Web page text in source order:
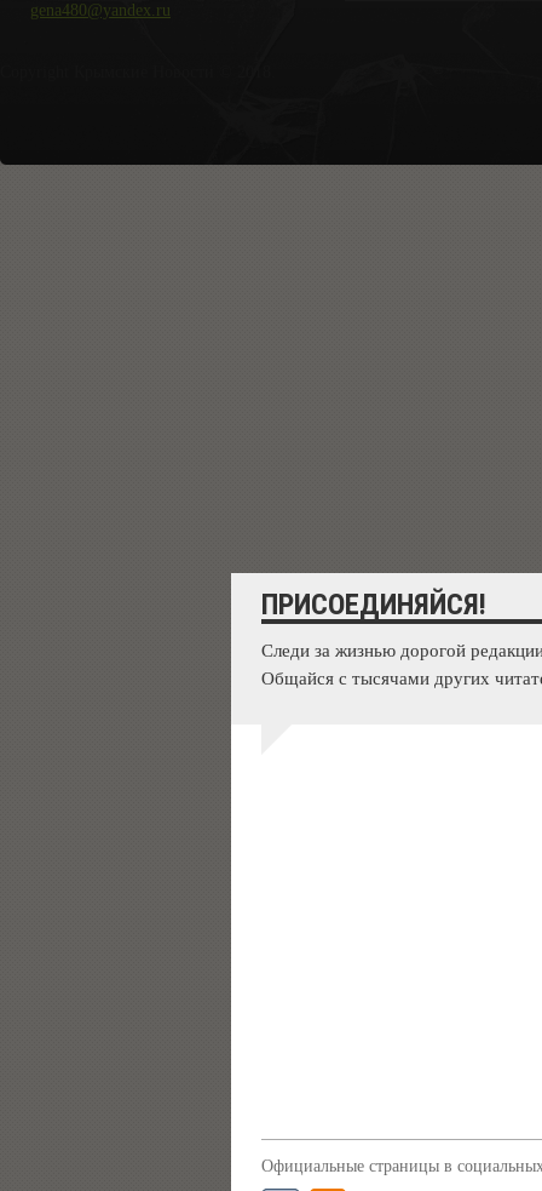
gena480@yandex.ru
ПРИСОЕДИНЯЙСЯ!
Следи за жизнью дорогой
Общайся с тысячами других
Официальные страницы в социальных